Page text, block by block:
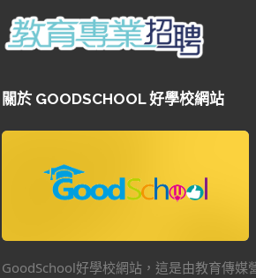
關於 GOODSCHOOL 好學校網站
GoodSchool好學校網站，這是由教育傳媒